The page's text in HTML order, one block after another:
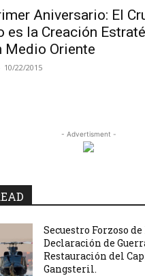
Aniversario: El
es la Creación
Medio Oriente
10/22/2015
- Advertisment -
Secuestro Forzoso
Declaración de
Restauración del
Gangsteril.